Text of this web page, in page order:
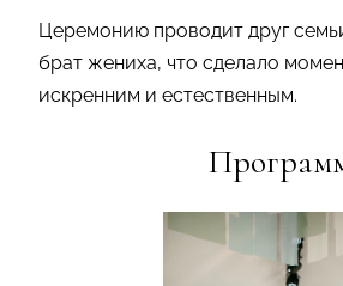
Церемонию проводит друг
брат жениха, что сделало
искренним и естественным.